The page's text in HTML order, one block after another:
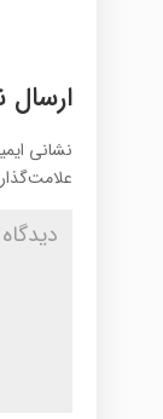
ارسال
نشانی